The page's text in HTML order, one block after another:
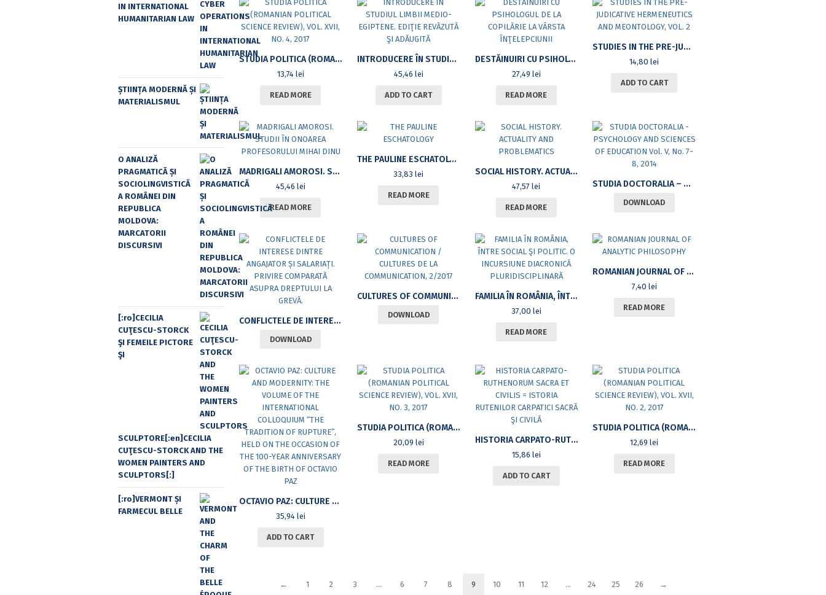
STUDIA POLITICA (ROMANIAN POLITICAL SCIENCE REVIEW), VOL. XVII, NO. 4, 2017
13,74 lei
READ MORE
INTRODUCERE ÎN STUDIUL LIMBII MEDIO-EGIPTENE. EDIŢIE REVĂZUTĂ ŞI ADĂUGITĂ
45,46 lei
ADD TO CART
DESTĂINUIRI CU PSIHOLOGUL DE LA COPILĂRIE LA VÂRSTA ÎNŢELEPCIUNII
27,49 lei
READ MORE
STUDIES IN THE PRE-JUDICATIVE HERMENEUTICS AND MEONTOLOGY, VOL. 2
14,80lei
ADD TO CART
MADRIGALI AMOROSI. STUDII ÎN ONOAREA PROFESORULUI MIHAI DINU
45,46 lei
READ MORE
THE PAULINE ESCHATOLOGY
33,83lei
READ MORE
SOCIAL HISTORY. ACTUALITY AND PROBLEMATICS
47,57lei
READ MORE
STUDIA DOCTORALIA – PSYCHOLOGY AND SCIENCES OF EDUCATION VOL. V, NO. 7-8, 2014
DOWNLOAD
CONFLICTELE DE INTERESE DINTRE ANGAJATOR ȘI SALARIAȚI. PRIVIRE COMPARATĂ ASUPRA DREPTULUI LA GREVĂ.
DOWNLOAD
CULTURES OF COMMUNICATION / CULTURES DE LA COMMUNICATION, 2/2017
DOWNLOAD
FAMILIA ÎN ROMÂNIA, ÎNTRE SOCIAL ŞI POLITIC. O INCURSIUNE DIACRONICĂ PLURIDISCIPLINARĂ
37,00 lei
READ MORE
ROMANIAN JOURNAL OF ANALYTIC PHILOSOPHY
7,40 lei
READ MORE
OCTAVIO PAZ: CULTURE AND MODERNITY: THE VOLUME OF THE INTERNATIONAL COLLOQUIUM “THE TRADITION OF RUPTURE”, HELD ON THE OCCASION OF THE 100-YEAR ANNIVERSARY OF THE BIRTH OF OCTAVIO PAZ
35,94 lei
ADD TO CART
STUDIA POLITICA (ROMANIAN POLITICAL SCIENCE REVIEW), VOL. XVII, NO. 3, 2017
20,09 lei
READ MORE
HISTORIA CARPATO-RUTHENORUM SACRA ET CIVILIS = ISTORIA RUTENILOR CARPATICI SACRĂ ŞI CIVILĂ
15,86 lei
ADD TO CART
STUDIA POLITICA (ROMANIAN POLITICAL SCIENCE REVIEW), VOL. XVII, NO. 2, 2017
12,69lei
READ MORE
← 1 2 3 … 6 7 8 9 10 11 12 … 24 25 26 →
IN INTERNATIONAL
HUMANITARIAN LAW
ȘTIINȚA MODERNĂ ȘI
MATERIALISMUL
O ANALIZĂ
PRAGMATICĂ ȘI
SOCIOLINGVISTICĂ
A ROMÂNEI DIN
REPUBLICA
MOLDOVA:
MARCATORII
DISCURSIVI
[:ro]CECILIA
CUŢESCU-STORCK
ŞI FEMEILE PICTORE
ŞI
SCULPTORE[:en]CECILIA
CUŢESCU-STORCK AND THE
WOMEN PAINTERS AND
SCULPTORS[:]
[:ro]VERMONT ȘI
FARMECUL BELLE